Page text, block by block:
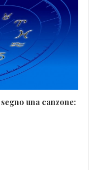
una canzone: